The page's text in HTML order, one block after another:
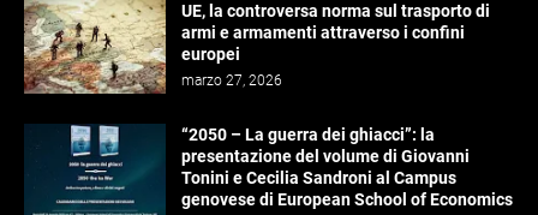
UE, la controversa norma sul trasporto di
armi e armamenti attraverso i confini
europei
marzo 27, 2026
“2050 – La guerra dei ghiacci”: la
presentazione del volume di Giovanni
Tonini e Cecilia Sandroni al Campus
genovese di European School of Economics